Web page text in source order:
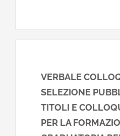
VERBALE
SELEZIONE
TITOLI E
PER LA